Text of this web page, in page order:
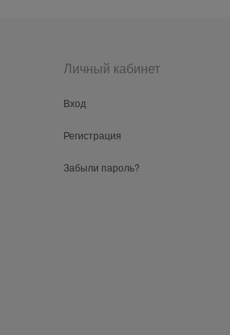
Личный кабинет
Вход
Регистрация
Забыли пароль?